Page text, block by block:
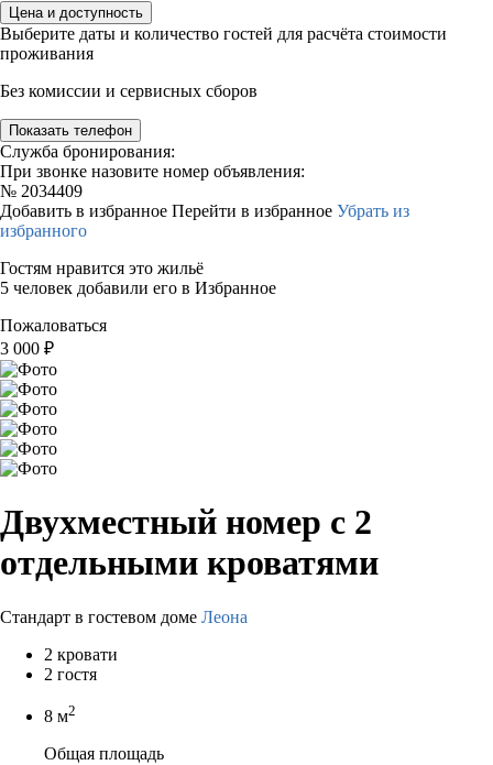
Цена и доступность
Выберите даты и количество гостей для расчёта стоимости
проживания
Без комиссии и сервисных сборов
Показать телефон
Служба бронирования:
При звонке назовите номер объявления:
№ 2034409
Добавить в избранное Перейти в избранное Убрать из
избранного
Гостям нравится это жильё
5 человек добавили его в Избранное
Пожаловаться
3 000 ₽
Двухместный номер с 2
отдельными кроватями
Стандарт в гостевом доме Леона
2 кровати
2 гостя
8 м2
Общая площадь